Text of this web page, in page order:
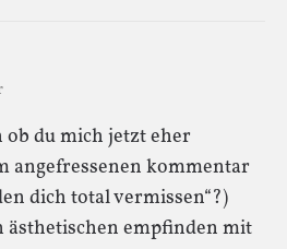
du mich jetzt eher
angefressenen kommentar
dich total vermissen“?)
empfinden mit